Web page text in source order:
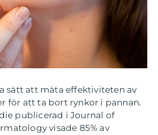
sätt att mäta effektiviteten av
för att ta bort rynkor i pannan.
publicerad i Journal of
visade 85% av